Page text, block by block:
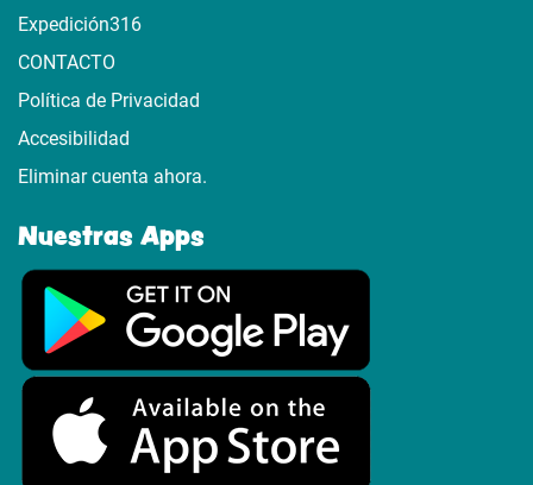
Expedición316
CONTACTO
Política de Privacidad
Accesibilidad
Eliminar cuenta ahora.
Nuestras Apps